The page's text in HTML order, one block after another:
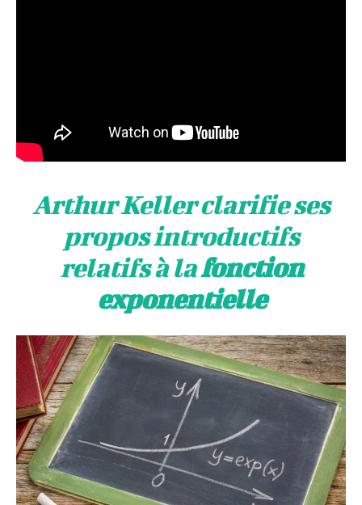
Arthur Keller clarifie ses
propos introductifs
relatifs à lafonction
exponentielle